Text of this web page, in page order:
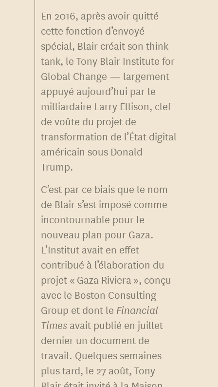
En 2016, après avoir quitté
cette fonction d’envoyé
spécial, Blair créait son think
tank, le Tony Blair Institute for
Global Change — largement
appuyé aujourd’hui par le
milliardaire Larry Ellison, clef
de voûte du projet de
transformation de l’État digital
américain sous Donald
Trump.
C’est par ce biais que le nom
de Blair s’est imposé comme
incontournable pour le
nouveau plan pour Gaza.
L’Institut avait en effet
contribué à l’élaboration du
projet « Gaza Riviera », conçu
avec le Boston Consulting
Group et dont le Financial
Times avait publié en juillet
dernier un document de
travail. Quelques semaines
plus tard, le 27 août, Tony